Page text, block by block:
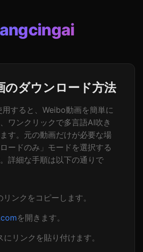
のダウンロード方法
すると、Weibo動画を簡単に
ワンクリックで多言語AI吹き
す。元の動画だけが必要な場
ードのみ」モードを選択する
詳細な手順は以下の通りで
ンクをコピーします。
を開きます。
にリンクを貼り付けます。